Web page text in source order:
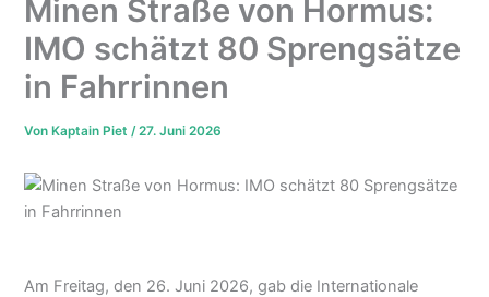
Minen Straße von Hormus:
IMO schätzt 80 Sprengsätze
in Fahrrinnen
Von Kaptain Piet/27. Juni 2026
Am Freitag, den 26. Juni 2026, gab die Internationale